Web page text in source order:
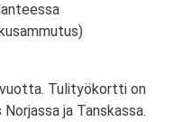
Tulityökortti on
ja Tanskassa.